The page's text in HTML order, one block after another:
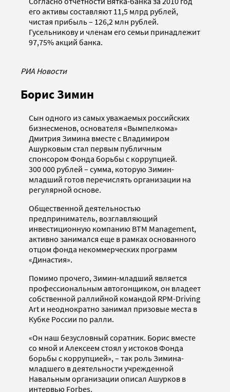
его активы составляют 11,5 млрд рублей,
чистая прибыль – 126,2 млн рублей.
Гусельникову и членам его семьи принадлежит
97,75% акций банка.
РИА Новости
Борис Зимин
Сын одного из самых уважаемых российских
бизнесменов, основателя «Вымпелкома»
Дмитрия Зимина вместе с Владимиром
Ашурковым стал первым публичным
спонсором Фонда борьбы с коррупцией.
300 000 рублей – сумма, которую Зимин-
младший готов перечислять организации на
регулярной основе.
Общественной деятельностью
предприниматель, возглавляющий
инвестиционную компанию BTM Management,
активно занимался еще в рамках основанного
отцом фонда некоммерческих программ
«Династия».
Помимо прочего, Зимин-младший является
профессиональным автогонщиком, он владеет
собственной раллийной командой RPM-Driving
Art и неоднократно занимал призовые места в
Кубке России по ралли.
«Он наш безусловный соратник. Борис вместе
со мной и Алексеем стоял у истоков Фонда
борьбы с коррупцией», – так роль Зимина-
младшего в деятельности учрежденной
Навальным организации описал Ашурков в
интервью Forbes.